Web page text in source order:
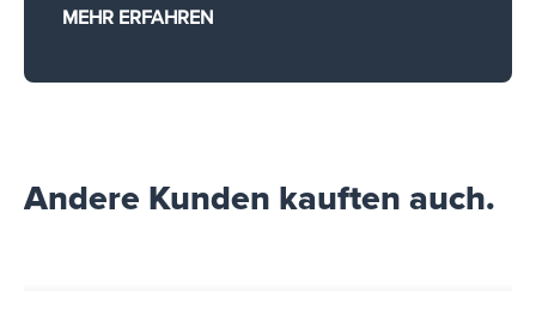
MEHR ERFAHREN
Andere Kunden kauften auch.